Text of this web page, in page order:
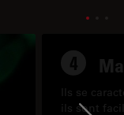
Ils se
ils sont